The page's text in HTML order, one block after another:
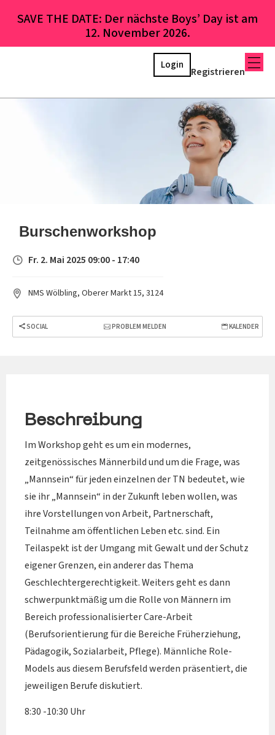
SAVE THE DATE: Der nächste Boys’ Day ist am
12. November 2026.
Registrieren
Login
Burschenworkshop
Fr. 2. Mai 2025 09:00 - 17:40
NMS Wölbling, Oberer Markt 15, 3124
SOCIAL PROBLEM MELDEN KALENDER
Beschreibung
Im Workshop geht es um ein modernes,
zeitgenössisches Männerbild und um die Frage, was
„Mannsein“ für jeden einzelnen der TN bedeutet, wie
sie ihr „Mannsein“ in der Zukunft leben wollen, was
ihre Vorstellungen von Arbeit, Partnerschaft,
Teilnahme am öffentlichen Leben etc. sind. Ein
Teilaspekt ist der Umgang mit Gewalt und der Schutz
eigener Grenzen, ein anderer das Thema
Geschlechtergerechtigkeit. Weiters geht es dann
schwerpunktmäßig um die Rolle von Männern im
Bereich professionalisierter Care-Arbeit
(Berufsorientierung für die Bereiche Früherziehung,
Pädagogik, Sozialarbeit, Pflege). Männliche Role-
Models aus diesem Berufsfeld werden präsentiert, die
jeweiligen Berufe diskutiert.
8:30 -10:30 Uhr